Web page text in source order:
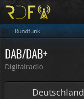
Rundfunk
DAB/DAB+
Digitalradio
Deutschland